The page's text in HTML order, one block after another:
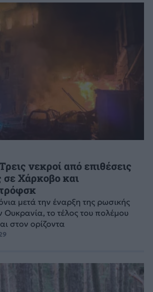
νεκροί από επιθέσεις
σε Χάρκοβο και
μετά την έναρξη της ρωσικής
Ουκρανία, το τέλος του πολέμου
στον ορίζοντα